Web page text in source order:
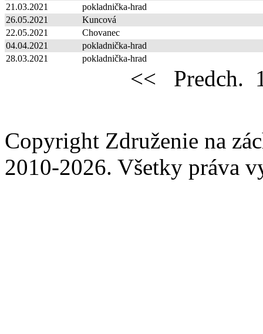
21.03.2021
pokladnička-hrad
26.05.2021
Kuncová
22.05.2021
Chovanec
04.04.2021
pokladnička-hrad
28.03.2021
pokladnička-hrad
<< Predch.
Copyright Združenie na
2010-2026. Všetky práva